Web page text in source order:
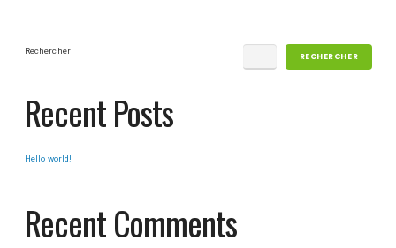
Rechercher
RECHERCHER
Recent Posts
Hello world!
Recent Comments